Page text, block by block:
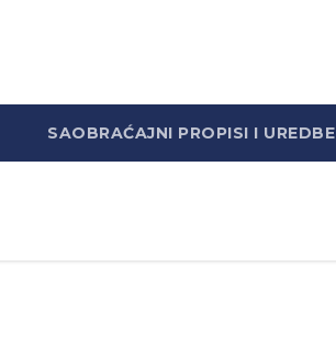
SAOBRAĆAJNI PROPISI I UREDBE